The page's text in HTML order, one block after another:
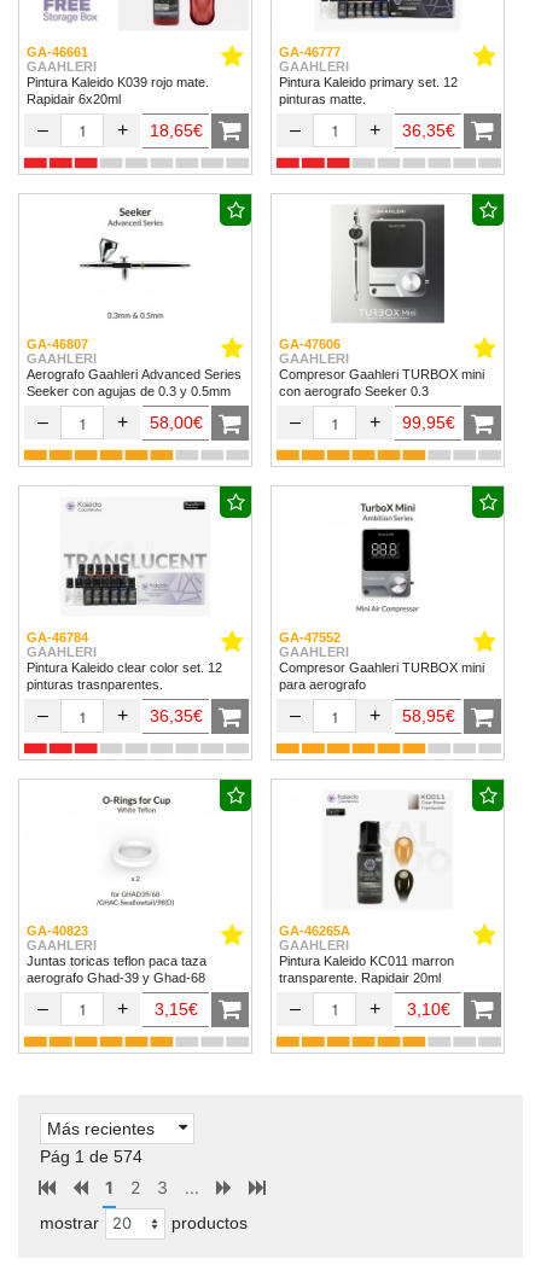
GA-46661
GAAHLERI
Pintura Kaleido K039 rojo mate.
Rapidair 6x20ml
– + 18,65€
GA-46777
GAAHLERI
Pintura Kaleido primary set. 12
pinturas matte.
– + 36,35€
GA-46807
GAAHLERI
Aerografo Gaahleri Advanced Series
Seeker con agujas de 0.3 y 0.5mm
– + 58,00€
GA-47606
GAAHLERI
Compresor Gaahleri TURBOX mini
con aerografo Seeker 0.3
– + 99,95€
GA-46784
GAAHLERI
Pintura Kaleido clear color set. 12
pinturas trasnparentes.
– + 36,35€
GA-47552
GAAHLERI
Compresor Gaahleri TURBOX mini
para aerografo
– + 58,95€
GA-40823
GAAHLERI
Juntas toricas teflon paca taza
aerografo Ghad-39 y Ghad-68
– + 3,15€
GA-46265A
GAAHLERI
Pintura Kaleido KC011 marron
transparente. Rapidair 20ml
– + 3,10€
Más recientes
Pág 1 de 574
1 2 3 ...
mostrar productos